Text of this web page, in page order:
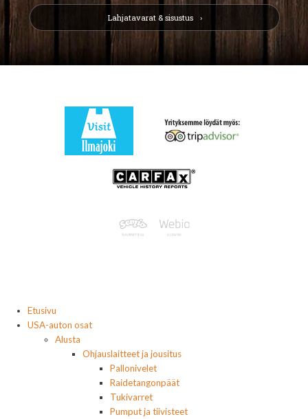
Lahjatavarat & sisustus
Etusivu
USA-auton osat
Alusta
Ohjauslaitteet ja jousitus
Pallonivelet
Raidetangonpäät
Tukivarret
Pumput ja tiivisteet